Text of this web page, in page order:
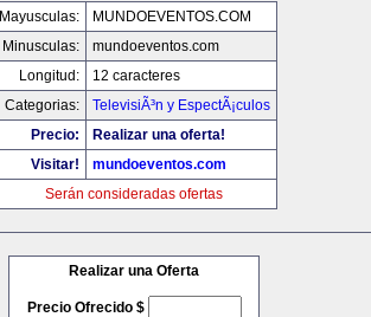
Mayusculas:
MUNDOEVENTOS.COM
Minusculas:
mundoeventos.com
Longitud:
12 caracteres
Categorias:
TelevisiÃ³n y EspectÃ¡culos
Precio:
Realizar una oferta!
Visitar!
mundoeventos.com
Serán consideradas ofertas
Realizar una Oferta
Precio Ofrecido $